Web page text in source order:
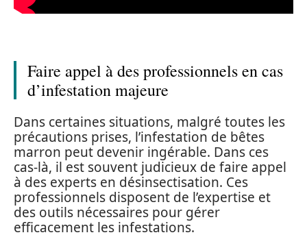
Faire appel à des professionnels en cas
d’infestation majeure
Dans certaines situations, malgré toutes les
précautions prises, l’infestation de bêtes
marron peut devenir ingérable. Dans ces
cas-là, il est souvent judicieux de faire appel
à des experts en désinsectisation. Ces
professionnels disposent de l’expertise et
des outils nécessaires pour gérer
efficacement les infestations.